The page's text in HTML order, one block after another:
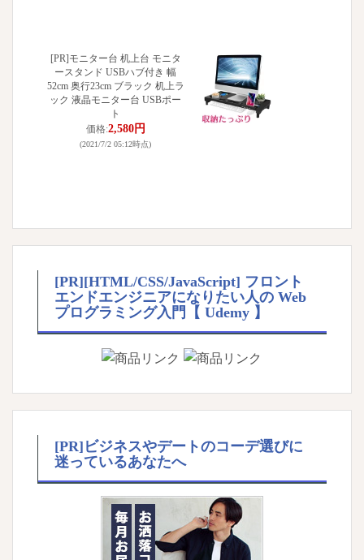
[PR]モニター台 机上台 モニタ
ースタンド USBハブ付き 幅
52cm 奥行23cm ブラック 机上ラ
ック 液晶モニター台 USBポー
ト
価格:2,580円
(2021/7/2 05:12時点)
[PR][HTML/CSS/JavaScript] フロント
エンドエンジニアになりたい人の Web
プログラミング入門【 Udemy 】
[PR]ビジネスやデートのコーデ選びに
迷っているあなたへ